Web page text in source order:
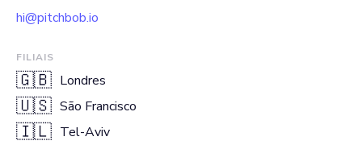
hi@pitchbob.io
FILIAIS
🇬🇧 Londres
🇺🇸 São Francisco
🇮🇱 Tel-Aviv